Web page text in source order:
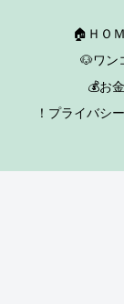
🏠ＨＯ
🐶ワン
💰お金
！プライバシ